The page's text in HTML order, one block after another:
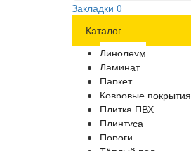
Закладки 0
Каталог
Линолеум
Ламинат
Паркет
Ковровые покрытия
Плитка ПВХ
Плинтуса
Пороги